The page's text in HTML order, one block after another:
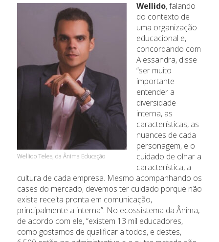
Wellido Teles, da Ânima Educação
Wellido, falando
do contexto de
uma organização
educacional e,
concordando com
Alessandra, disse
“ser muito
importante
entender a
diversidade
interna, as
características, as
nuances de cada
personagem, e o
cuidado de olhar a
característica, a
cultura de cada empresa. Mesmo acompanhando os
cases do mercado, devemos ter cuidado porque não
existe receita pronta em comunicação,
principalmente a interna”. No ecossistema da Ânima,
de acordo com ele, “existem 13 mil educadores,
como gostamos de qualificar a todos, e destes,